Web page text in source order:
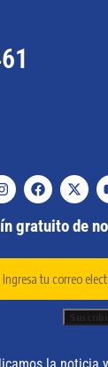
gratuito de